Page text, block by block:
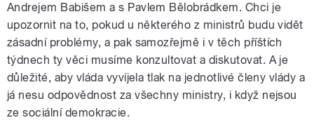
Andrejem Babišem a s Pavlem Bělobrádkem. Chci je
upozornit na to, pokud u některého z ministrů budu vidět
zásadní problémy, a pak samozřejmě i v těch příštích
týdnech ty věci musíme konzultovat a diskutovat. A je
důležité, aby vláda vyvíjela tlak na jednotlivé členy vlády a
já nesu odpovědnost za všechny ministry, i když nejsou
ze sociální demokracie.